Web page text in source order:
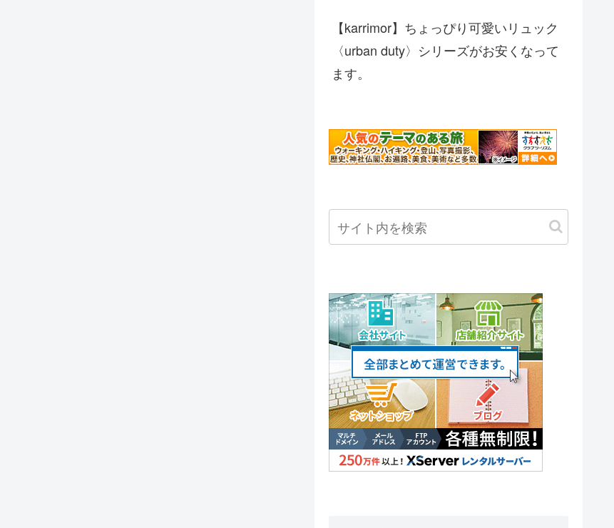
【karrimor】ちょっぴり可愛いリュック
〈urban duty〉シリーズがお安くなって
ます。